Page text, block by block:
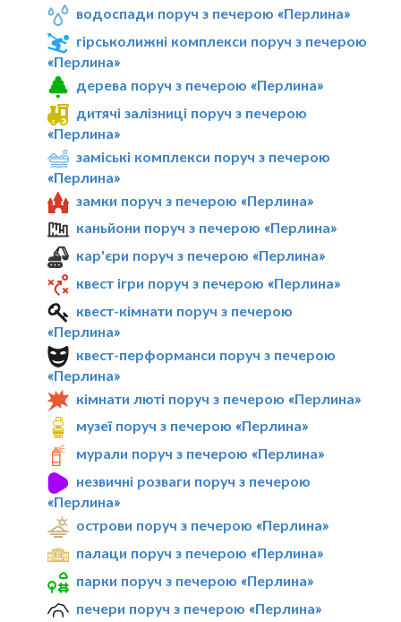
водоспади поруч з печерою «Перлина»
гірськолижні комплекси поруч з печерою
«Перлина»
дерева поруч з печерою «Перлина»
дитячі залізниці поруч з печерою
«Перлина»
заміські комплекси поруч з печерою
«Перлина»
замки поруч з печерою «Перлина»
каньйони поруч з печерою «Перлина»
кар'єри поруч з печерою «Перлина»
квест ігри поруч з печерою «Перлина»
квест-кімнати поруч з печерою
«Перлина»
квест-перформанси поруч з печерою
«Перлина»
кімнати люті поруч з печерою «Перлина»
музеї поруч з печерою «Перлина»
мурали поруч з печерою «Перлина»
незвичні розваги поруч з печерою
«Перлина»
острови поруч з печерою «Перлина»
палаци поруч з печерою «Перлина»
парки поруч з печерою «Перлина»
печери поруч з печерою «Перлина»